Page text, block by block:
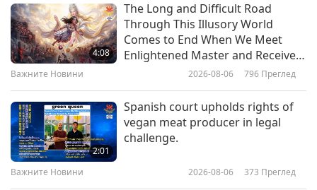
Развитите страни срещу
развиващите се страни пред
лицето на глобалното
Фермите за Животни: Критичен
Проблем за Замърсяването
4:08
The Long and Difficult Road
Through This Illusory World
Comes to End When We Meet
Enlightened Master and Receive
Важните Новини 2026-08-06 796 Преглед
2:01
Spanish court upholds rights of
vegan meat producer in legal
challenge.
Важните Новини 2026-08-06 373 Преглед